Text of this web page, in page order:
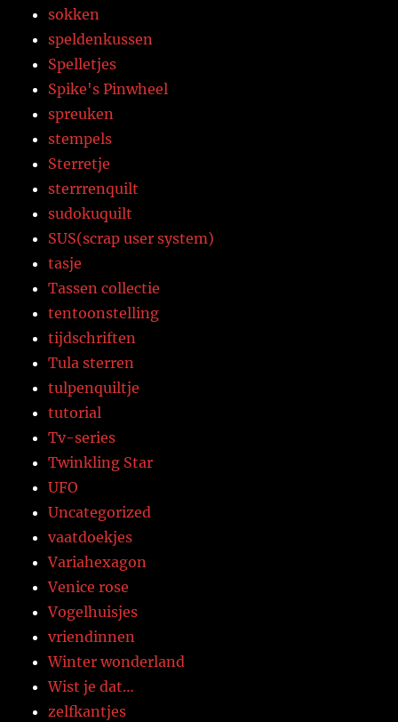
sokken
speldenkussen
Spelletjes
Spike's Pinwheel
spreuken
stempels
Sterretje
sterrrenquilt
sudokuquilt
SUS(scrap user system)
tasje
Tassen collectie
tentoonstelling
tijdschriften
Tula sterren
tulpenquiltje
tutorial
Tv-series
Twinkling Star
UFO
Uncategorized
vaatdoekjes
Variahexagon
Venice rose
Vogelhuisjes
vriendinnen
Winter wonderland
Wist je dat…
zelfkantjes